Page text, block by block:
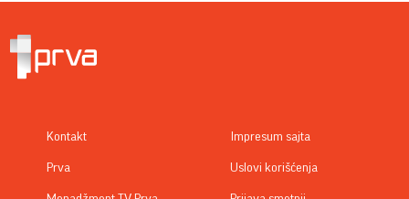
Kontakt
Prva
Impresum sajta
Uslovi korišćenja